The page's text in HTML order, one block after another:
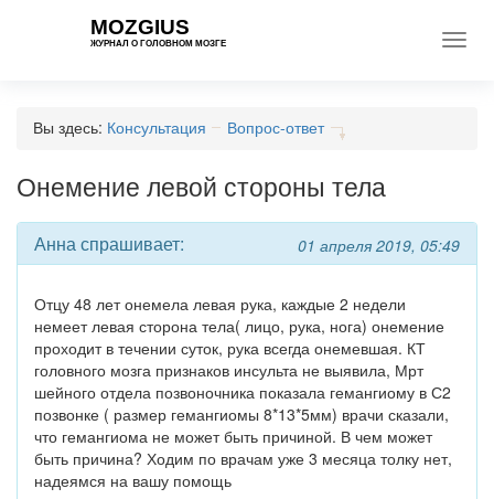
MOZGIUS
ЖУРНАЛ О ГОЛОВНОМ МОЗГЕ
Вы здесь: Консультация Вопрос-ответ
Онемение левой стороны тела
01 апреля 2019, 05:49
Анна спрашивает:
Отцу 48 лет онемела левая рука, каждые 2 недели
немеет левая сторона тела( лицо, рука, нога) онемение
проходит в течении суток, рука всегда онемевшая. КТ
головного мозга признаков инсульта не выявила, Мрт
шейного отдела позвоночника показала гемангиому в С2
позвонке ( размер гемангиомы 8*13*5мм) врачи сказали,
что гемангиома не может быть причиной. В чем может
быть причина? Ходим по врачам уже 3 месяца толку нет,
надеямся на вашу помощь